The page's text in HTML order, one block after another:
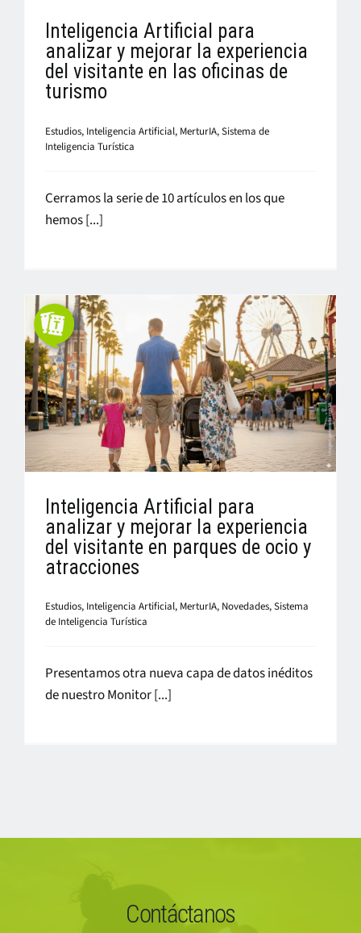
Inteligencia Artificial para
analizar y mejorar la experiencia
del visitante en las oficinas de
turismo
Estudios, Inteligencia Artificial, MerturIA,Sistema de
Inteligencia Turística
Cerramos la serie de 10 artículos en los que
hemos [...]
Inteligencia Artificial para
analizar y mejorar la experiencia
del visitante en parques de ocio y
atracciones
Estudios, Inteligencia Artificial, MerturIA, Novedades,Sistema
de Inteligencia Turística
Presentamos otra nueva capa de datos inéditos
de nuestro Monitor [...]
Contáctanos